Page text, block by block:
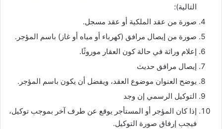
التالية):
صورة من عقد الملكية أو عقد مسجل.
صورة من إيصال مرافق (كهرباء أو مياه أو غاز) باسم المؤجر.
إعلام وراثة في حالة كون العقار موروثًا.
إيصال مرافق حديث
يوضح العنوان موضوع العقد، ويفضل أن يكون باسم المؤجر.
التوكيل الرسمي إن وجد
إذا كان المؤجر أو المستأجر يوقع عن طرف آخر بموجب توكيل،
فيجب إرفاق صورة التوكيل.